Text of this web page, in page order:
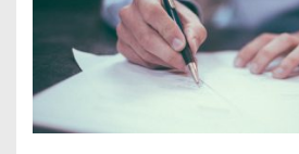
Handy
möglich!